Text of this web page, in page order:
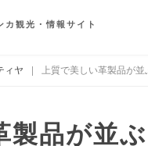
カ観光・情報サイト
ィヤ | 上質で美しい革製品が
製品が並